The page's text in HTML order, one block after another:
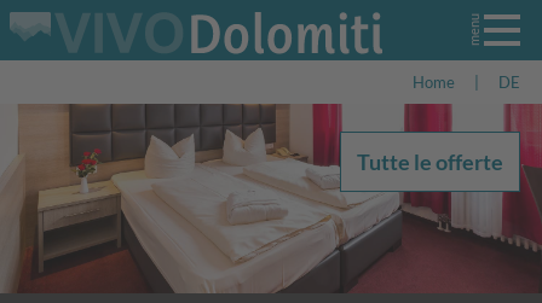
Home DE
Tutte le offerte